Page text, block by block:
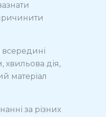
дія,
матеріал
за різних